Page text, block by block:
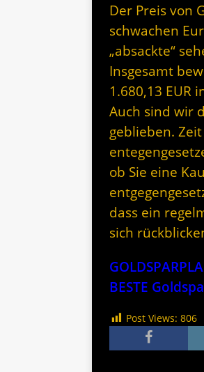
Der Preis von
schwachen
„absackte“
Insgesamt
1.680,13 EUR
Auch sind wir
geblieben.
ob Sie eine
dass ein
sich
BESTE
Post Views: 806